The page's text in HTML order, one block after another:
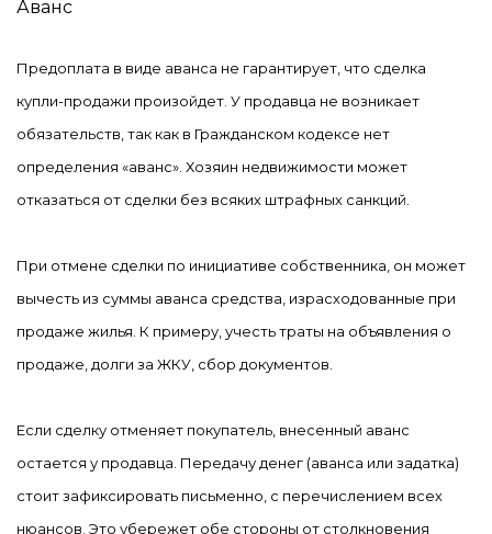
Аванс
Предоплата в виде аванса не гарантирует, что сделка
купли-продажи произойдет. У продавца не возникает
обязательств, так как в Гражданском кодексе нет
определения «аванс». Хозяин недвижимости может
отказаться от сделки без всяких штрафных санкций.
При отмене сделки по инициативе собственника, он может
вычесть из суммы аванса средства, израсходованные при
продаже жилья. К примеру, учесть траты на объявления о
продаже, долги за ЖКУ, сбор документов.
Если сделку отменяет покупатель, внесенный аванс
остается у продавца. Передачу денег (аванса или задатка)
стоит зафиксировать письменно, с перечислением всех
нюансов. Это убережет обе стороны от столкновения